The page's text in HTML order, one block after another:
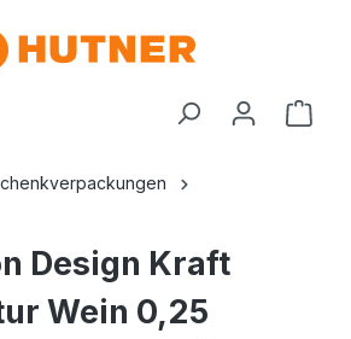
Design Kraft
Wein 0,25